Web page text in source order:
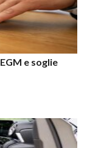
e soglie